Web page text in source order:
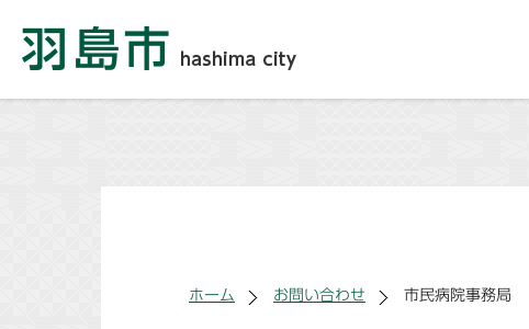
ホーム お問い合わせ 市民病院事務局